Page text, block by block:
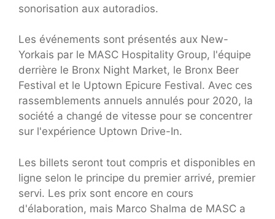
sonorisation aux autoradios.
Les événements sont présentés aux New-
Yorkais par le MASC Hospitality Group, l'équipe
derrière le Bronx Night Market, le Bronx Beer
Festival et le Uptown Epicure Festival. Avec ces
rassemblements annuels annulés pour 2020, la
société a changé de vitesse pour se concentrer
sur l'expérience Uptown Drive-In.
Les billets seront tout compris et disponibles en
ligne selon le principe du premier arrivé, premier
servi. Les prix sont encore en cours
d'élaboration, mais Marco Shalma de MASC a